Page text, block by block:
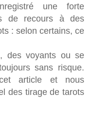
une forte
de recours à des
: selon certains, ce
des voyants ou se
sans risque.
article et nous
des tirage de tarots